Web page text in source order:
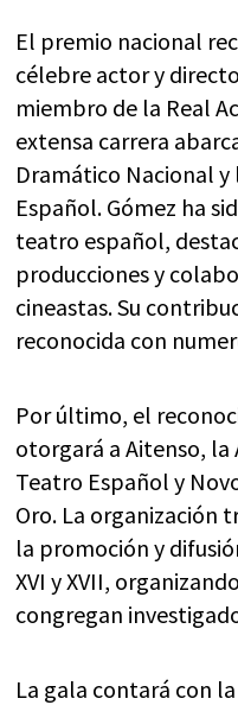
El premio nacional
célebre actor y
miembro de la Real
extensa carrera
Dramático Nacional
Español. Gómez ha
teatro español,
producciones y
cineastas. Su
reconocida con
Por último, el
otorgará a Aitenso,
Teatro Español y
Oro. La organización
la promoción y
XVI y XVII,
congregan
La gala contará con